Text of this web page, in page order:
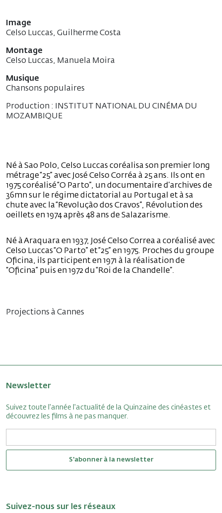
Image
Celso Luccas, Guilherme Costa
Montage
Celso Luccas, Manuela Moira
Musique
Chansons populaires
Production : INSTITUT NATIONAL DU CINÉMA DU
MOZAMBIQUE
Né à Sao Polo, Celso Luccas coréalisa son premier long
métrage “25” avec José Celso Corréa à 25 ans. Ils ont en
1975 coréalisé “O Parto”, un documentaire d’archives de
36mn sur le régime dictatorial au Portugal et à sa
chute avec la “Revolução dos Cravos”, Révolution des
oeillets en 1974 après 48 ans de Salazarisme.
Né à Araquara en 1937, José Celso Correa a coréalisé avec
Celso Luccas “O Parto” et “25” en 1975. Proches du groupe
Oficina, ils participent en 1971 à la réalisation de
“Oficina” puis en 1972 du “Roi de la Chandelle”.
Projections à Cannes
Newsletter
Suivez toute l'année l'actualité de la Quinzaine des cinéastes et
découvrez les films à ne pas manquer.
S'abonner à la newsletter
Suivez-nous sur les réseaux